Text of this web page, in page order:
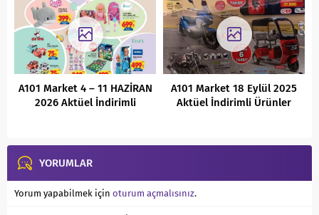
A101 Market 4 – 11 HAZİRAN
2026 Aktüel İndirimli
A101 Market 18 Eylül 2025
Aktüel İndirimli Ürünler
YORUMLAR
Yorum yapabilmek için oturum açmalısınız.